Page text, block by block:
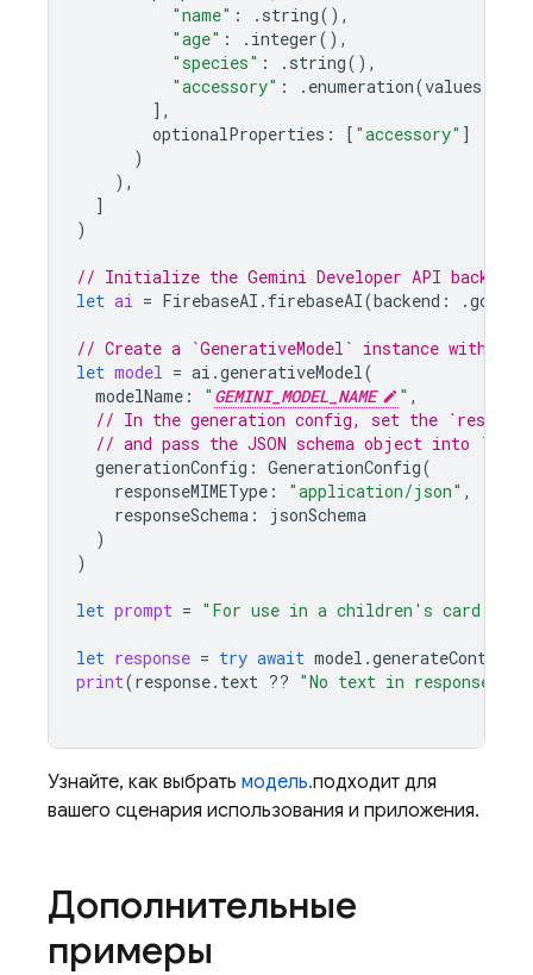
"name" : . string(),
"age" : . integer(),
"species" : . string(),
"accessory" : . enumeration(values
],
optionalProperties : [ "accessory" ]
)
),
]
)
// Initialize the Gemini Developer API backend
let ai = FirebaseAI . firebaseAI(backend : .
// Create a `GenerativeModel` instance with a
let model = ai .generativeModel(
modelName : " GEMINI_MODEL_NAME " ,
// In the generation config, set the
// and pass the JSON schema object into
generationConfig : GenerationConfig(
responseMIMEType : "application/json" ,
responseSchema :
jsonSchema
)
)
let prompt = "For use in a children's card
let response = try await model .generateContent
print(response. text ?? "No text in response."
Узнайте, как выбрать модель.подходит для
вашего сценария использования и приложения.
Дополнительные
примеры